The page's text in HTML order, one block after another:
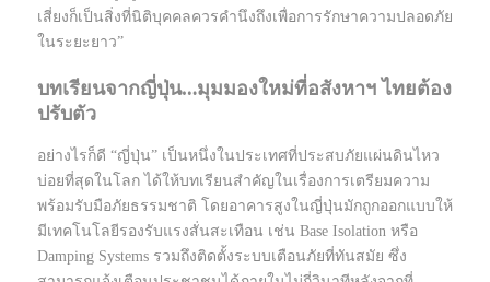
เสี่ยงก็เป็นสิ่งที่นิติบุคคลควรคำนึงถึงเพื่อการรักษาความปลอดภัย
ในระยะยาว”
บทเรียนจากญี่ปุ่น…มุมมองใหม่ที่อสังหาฯ ไทยต้อง
ปรับตัว
อย่างไรก็ดี “ญี่ปุ่น” เป็นหนึ่งในประเทศที่ประสบภัยแผ่นดินไหว
บ่อยที่สุดในโลก ได้ให้บทเรียนสำคัญในเรื่องการเตรียมความ
พร้อมรับมือภัยธรรมชาติ โดยอาคารสูงในญี่ปุ่นมักถูกออกแบบให้
มีเทคโนโลยีรองรับแรงสั่นสะเทือน เช่น Base Isolation หรือ
Damping Systems รวมถึงติดตั้งระบบเตือนภัยที่ทันสมัย ซึ่ง